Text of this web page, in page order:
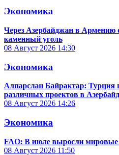
Экономика
Через Азербайджан в
каменный уголь
08 Август 2026 14:30
Экономика
Алпарслан Байрактар: Турция
различных проектов в
08 Август 2026 14:26
Экономика
FAO: В июле выросли мировые
08 Август 2026 11:50